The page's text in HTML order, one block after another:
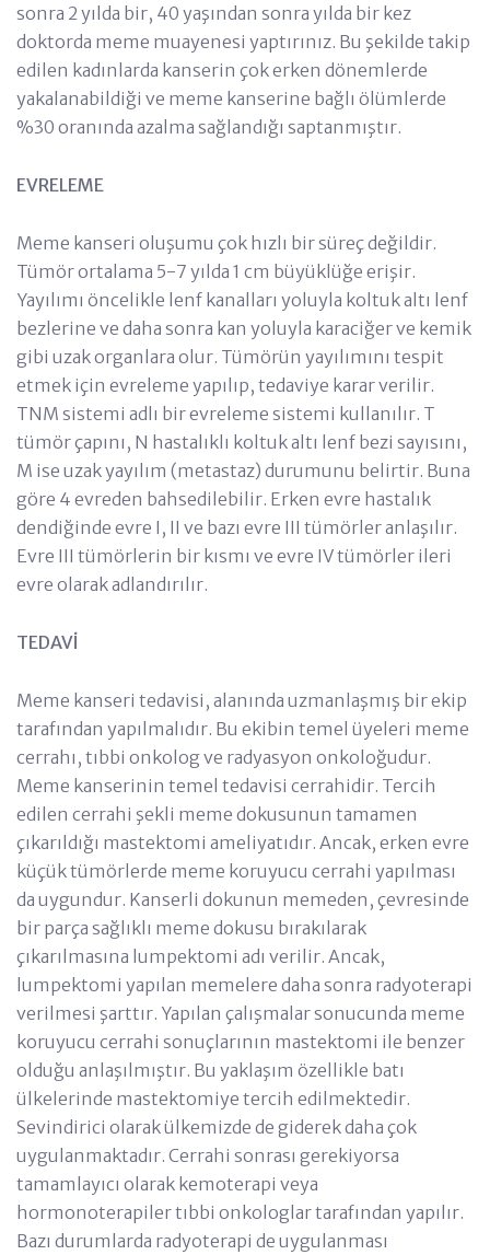
sonra 2 yılda bir, 40 yaşından sonra yılda bir kez
doktorda meme muayenesi yaptırınız. Bu şekilde takip
edilen kadınlarda kanserin çok erken dönemlerde
yakalanabildiği ve meme kanserine bağlı ölümlerde
%30 oranında azalma sağlandığı saptanmıştır.
EVRELEME
Meme kanseri oluşumu çok hızlı bir süreç değildir.
Tümör ortalama 5-7 yılda 1 cm büyüklüğe erişir.
Yayılımı öncelikle lenf kanalları yoluyla koltuk altı lenf
bezlerine ve daha sonra kan yoluyla karaciğer ve kemik
gibi uzak organlara olur. Tümörün yayılımını tespit
etmek için evreleme yapılıp, tedaviye karar verilir.
TNM sistemi adlı bir evreleme sistemi kullanılır. T
tümör çapını, N hastalıklı koltuk altı lenf bezi sayısını,
M ise uzak yayılım (metastaz) durumunu belirtir. Buna
göre 4 evreden bahsedilebilir. Erken evre hastalık
dendiğinde evre I, II ve bazı evre III tümörler anlaşılır.
Evre III tümörlerin bir kısmı ve evre IV tümörler ileri
evre olarak adlandırılır.
TEDAVİ
Meme kanseri tedavisi, alanında uzmanlaşmış bir ekip
tarafından yapılmalıdır. Bu ekibin temel üyeleri meme
cerrahı, tıbbi onkolog ve radyasyon onkoloğudur.
Meme kanserinin temel tedavisi cerrahidir. Tercih
edilen cerrahi şekli meme dokusunun tamamen
çıkarıldığı mastektomi ameliyatıdır. Ancak, erken evre
küçük tümörlerde meme koruyucu cerrahi yapılması
da uygundur. Kanserli dokunun memeden, çevresinde
bir parça sağlıklı meme dokusu bırakılarak
çıkarılmasına lumpektomi adı verilir. Ancak,
lumpektomi yapılan memelere daha sonra radyoterapi
verilmesi şarttır. Yapılan çalışmalar sonucunda meme
koruyucu cerrahi sonuçlarının mastektomi ile benzer
olduğu anlaşılmıştır. Bu yaklaşım özellikle batı
ülkelerinde mastektomiye tercih edilmektedir.
Sevindirici olarak ülkemizde de giderek daha çok
uygulanmaktadır. Cerrahi sonrası gerekiyorsa
tamamlayıcı olarak kemoterapi veya
hormonoterapiler tıbbi onkologlar tarafından yapılır.
Bazı durumlarda radyoterapi de uygulanması